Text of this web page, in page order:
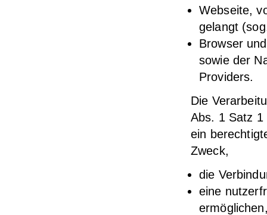
Webseite,
gelangt
Browser
sowie der
Providers.
Die
Abs. 1 Satz
ein
Zweck,
die
eine